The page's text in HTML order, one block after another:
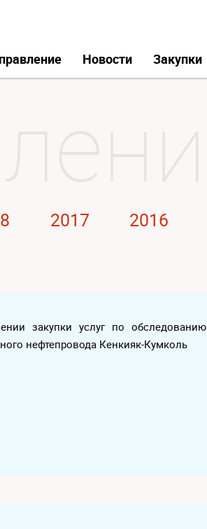
Новости Закупки
2017 2016
закупки услуг по обследованию
нефтепровода Кенкияк-Кумколь